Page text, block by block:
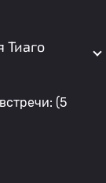
Тиаго
(5